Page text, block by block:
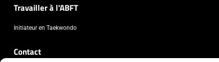
Travailler à l'ABFT
Initiateur en Taekwondo
Contact